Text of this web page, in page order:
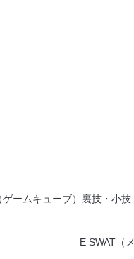
ームキューブ）裏技・小
E SWAT（